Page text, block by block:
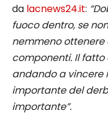
da lacnews24.it:
fuoco dentro, se
nemmeno
componenti. Il
andando a vincere
importante del
importante”.